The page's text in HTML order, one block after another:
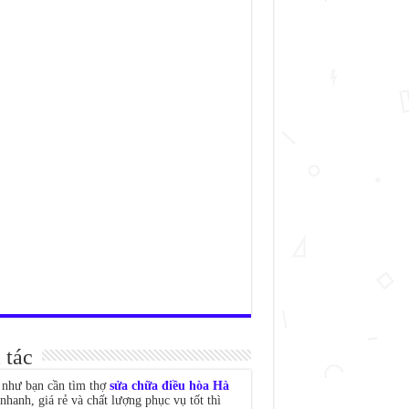
bạn cần tìm thợ sửa chữa điều hòa Hà
giá rẻ và chất lượng phục vụ tốt thì